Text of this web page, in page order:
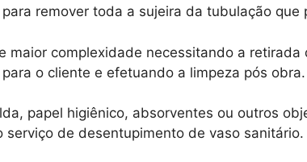
remover toda a sujeira da tubulação que
maior complexidade necessitando a
o cliente e efetuando a limpeza pós obra.
papel higiênico, absorventes ou outros
serviço de desentupimento de vaso sanitário.